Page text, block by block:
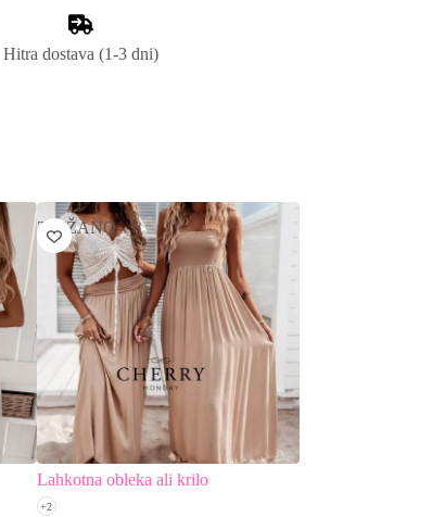
Hitra dostava (1-3 dni)
ZNIŽANO
Lahkotna obleka ali krilo
+2